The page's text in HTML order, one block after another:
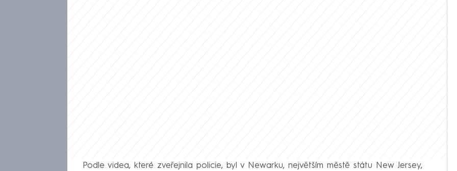
Podle videa, které zveřejnila policie, byl v Newarku, největším městě státu New Jersey,